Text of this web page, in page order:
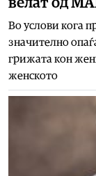
​​Во услови кога
значително
грижата кон
женското